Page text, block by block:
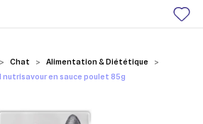
Chat
Alimentation & Diététique
en sauce poulet 85g